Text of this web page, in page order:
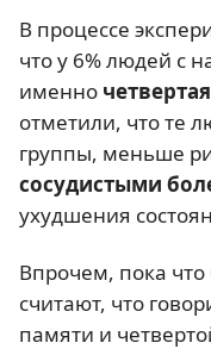
В процессе
что у 6% людей с
именно
отметили, что те
группы, меньше
сосудистыми
ухудшения
Впрочем, пока
считают, что
памяти и